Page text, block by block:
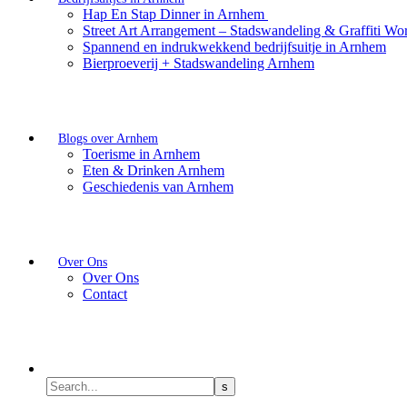
Hap En Stap Dinner in Arnhem
Street Art Arrangement – Stadswandeling & Graffiti
Spannend en indrukwekkend bedrijfsuitje in Arnhem
Bierproeverij + Stadswandeling Arnhem
Blogs over Arnhem
Toerisme in Arnhem
Eten & Drinken Arnhem
Geschiedenis van Arnhem
Over Ons
Over Ons
Contact